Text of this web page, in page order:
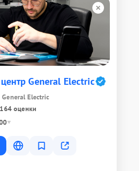
General Electric
Electric
164 оценки